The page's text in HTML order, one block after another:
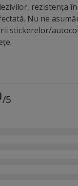
rezistența
Nu ne
stickerelor/
/5